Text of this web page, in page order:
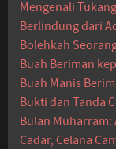
Mengenali
Berlindung dari
Bolehkah
Buah Beriman
Buah Manis
Bukti dan Tanda
Bulan Muharram:
Cadar, Celana